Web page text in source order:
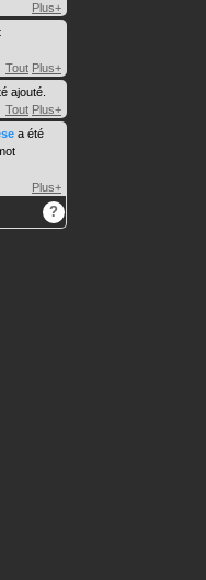
Plus+
Tout Plus+
ajouté.
Tout Plus+
a été
Plus+
?